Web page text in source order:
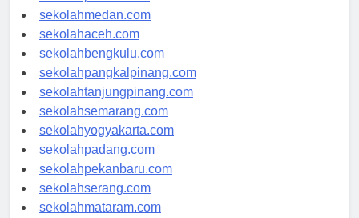
sekolahjakarta.com
sekolahmedan.com
sekolahaceh.com
sekolahbengkulu.com
sekolahpangkalpinang.com
sekolahtanjungpinang.com
sekolahsemarang.com
sekolahyogyakarta.com
sekolahpadang.com
sekolahpekanbaru.com
sekolahserang.com